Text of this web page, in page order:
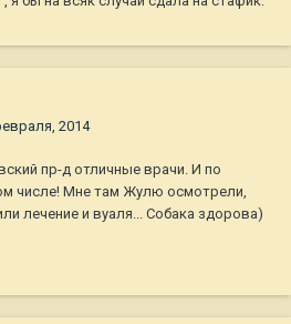
2014
пр-д отличные врачи. И по
числе! Мне там Жулю осмотрели,
лечение и вуаля... Собака здорова)